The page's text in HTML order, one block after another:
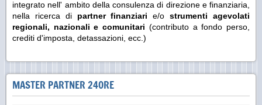
integrato nell' ambito della consulenza di direzione e finanziaria,
nella ricerca di partner finanziari e/ostrumenti agevolati
regionali, nazionali e comunitari (contributo a fondo perso,
crediti d'imposta, detassazioni, ecc.)
MASTER PARTNER 24ORE